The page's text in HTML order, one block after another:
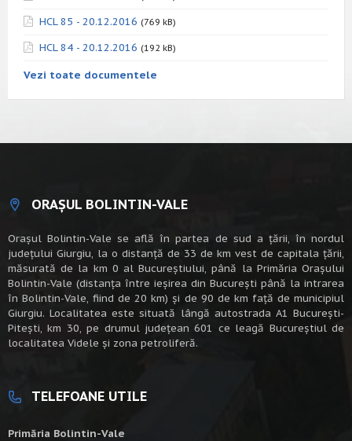
HCL 85 - 20.12.2016 (769 kB)
HCL 84 - 20.12.2016 (192 kB)
Vezi toate documentele
ORAȘUL BOLINTIN-VALE
Oraşul Bolintin-Vale se află în partea de sud a ţării, în nordul
judeţului Giurgiu, la o distanţă de 33 de km vest de capitala țării,
măsurată de la km 0 al Bucureștiului, până la Primăria Orașului
Bolintin-Vale (distanța între ieșirea din București până la intrarea
în Bolintin-Vale, fiind de 20 km) şi de 90 de km faţă de municipiul
Giurgiu. Localitatea este situată lângă autostrada A1 Bucureşti-
Piteşti, km 30, pe drumul judeţean 601 ce leagă Bucureştiul de
localitatea Videle şi zona petroliferă.
TELEFOANE UTILE
Primăria Bolintin-Vale